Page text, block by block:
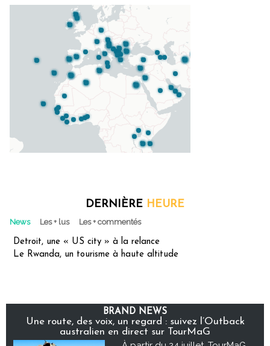
DERNIÈRE HEURE
News Les + lus Les + commentés
Detroit, une « US city » à la relance
Le Rwanda, un tourisme à haute altitude
BRAND NEWS
Une route, des voix, un regard : suivez l’Outback
australien en direct sur TourMaG